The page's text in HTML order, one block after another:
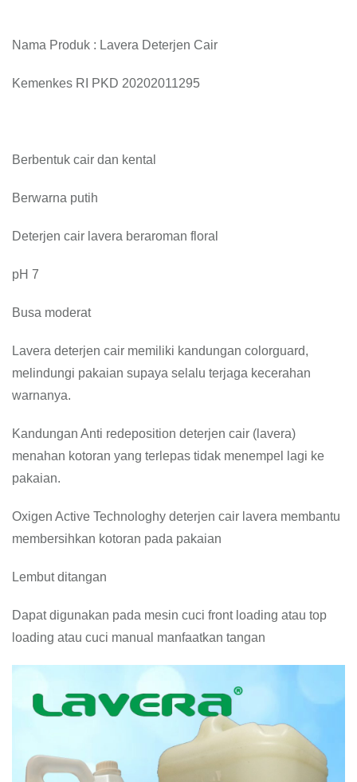
Nama Produk : Lavera Deterjen Cair
Kemenkes RI PKD 20202011295
Berbentuk cair dan kental
Berwarna putih
Deterjen cair lavera beraroman floral
pH 7
Busa moderat
Lavera deterjen cair memiliki kandungan colorguard,
melindungi pakaian supaya selalu terjaga kecerahan
warnanya.
Kandungan Anti redeposition deterjen cair (lavera)
menahan kotoran yang terlepas tidak menempel lagi ke
pakaian.
Oxigen Active Technologhy deterjen cair lavera membantu
membersihkan kotoran pada pakaian
Lembut ditangan
Dapat digunakan pada mesin cuci front loading atau top
loading atau cuci manual manfaatkan tangan